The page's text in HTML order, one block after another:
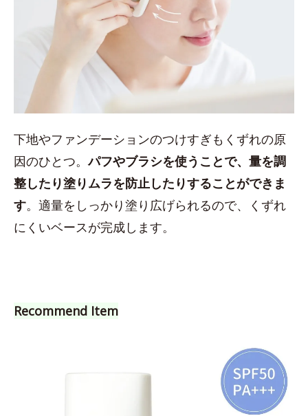
下地やファンデーションのつけすぎもくずれの原
因のひとつ。パフやブラシを使うことで、量を調
整したり塗りムラを防止したりすることができま
す。適量をしっかり塗り広げられるので、くずれ
にくいベースが完成します。
Recommend Item